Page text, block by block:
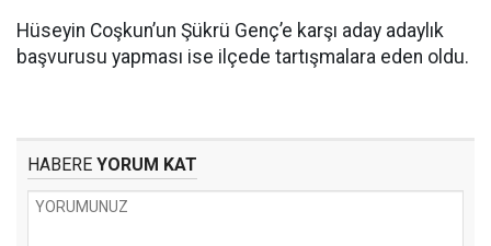
Hüseyin Coşkun’un Şükrü Genç’e karşı aday adaylık
başvurusu yapması ise ilçede tartışmalara eden oldu.
HABERE YORUM KAT